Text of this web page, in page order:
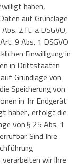
haben,
auf Grundlage
2 lit. a DSGVO,
9 Abs. 1 DSGVO
Einwilligung in
in Drittstaaten
Grundlage von
Speicherung von
in Ihr Endgerät
haben, erfolgt die
von § 25 Abs. 1
Sind Ihre
wir Ihre